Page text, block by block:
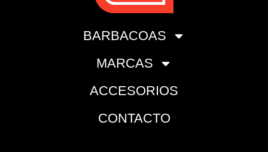
BARBACOAS
MARCAS
ACCESORIOS
CONTACTO